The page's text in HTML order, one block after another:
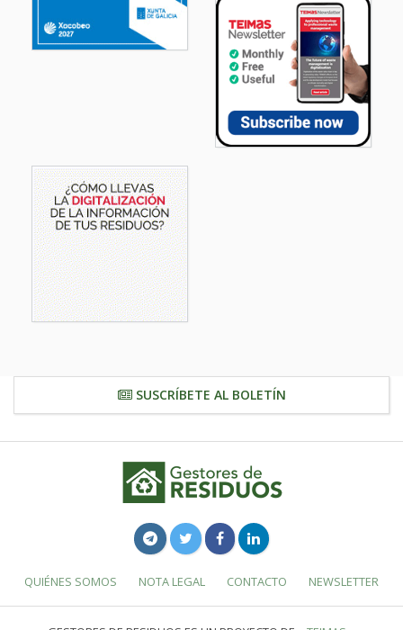
SUSCRÍBETE AL BOLETÍN
QUIÉNES SOMOS NOTA LEGAL CONTACTO NEWSLETTER